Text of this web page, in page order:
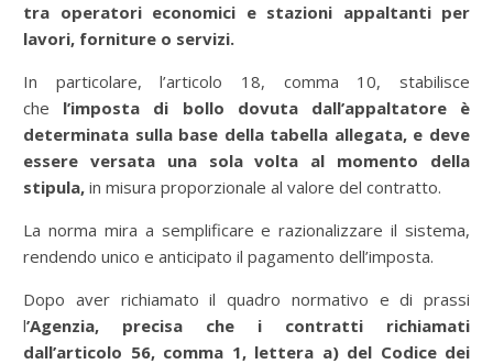
tra operatori economici e stazioni appaltanti per
lavori, forniture o servizi.
In particolare, l’articolo 18, comma 10, stabilisce
che l’imposta di bollo dovuta dall’appaltatore è
determinata sulla base della tabella allegata, e deve
essere versata una sola volta al momento della
stipula, in misura proporzionale al valore del contratto.
La norma mira a semplificare e razionalizzare il sistema,
rendendo unico e anticipato il pagamento dell’imposta.
Dopo aver richiamato il quadro normativo e di prassi
l’Agenzia, precisa che i contratti richiamati
dall’articolo 56, comma 1, lettera a) del Codice dei